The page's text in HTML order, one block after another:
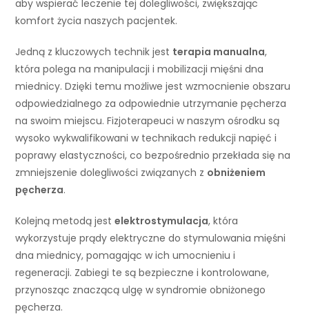
aby wspierać leczenie tej dolegliwości, zwiększając
komfort życia naszych pacjentek.
Jedną z kluczowych technik jest terapia manualna,
która polega na manipulacji i mobilizacji mięśni dna
miednicy. Dzięki temu możliwe jest wzmocnienie obszaru
odpowiedzialnego za odpowiednie utrzymanie pęcherza
na swoim miejscu. Fizjoterapeuci w naszym ośrodku są
wysoko wykwalifikowani w technikach redukcji napięć i
poprawy elastyczności, co bezpośrednio przekłada się na
zmniejszenie dolegliwości związanych z obniżeniem
pęcherza.
Kolejną metodą jestelektrostymulacja, która
wykorzystuje prądy elektryczne do stymulowania mięśni
dna miednicy, pomagając w ich umocnieniu i
regeneracji. Zabiegi te są bezpieczne i kontrolowane,
przynosząc znaczącą ulgę w syndromie obniżonego
pęcherza.